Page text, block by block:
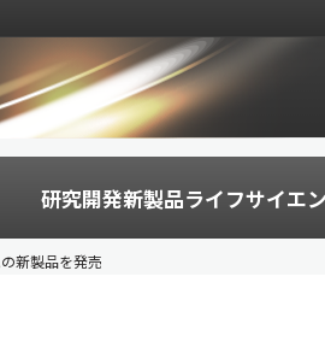
研究開発新製品ライフサイエ
新製品を発売